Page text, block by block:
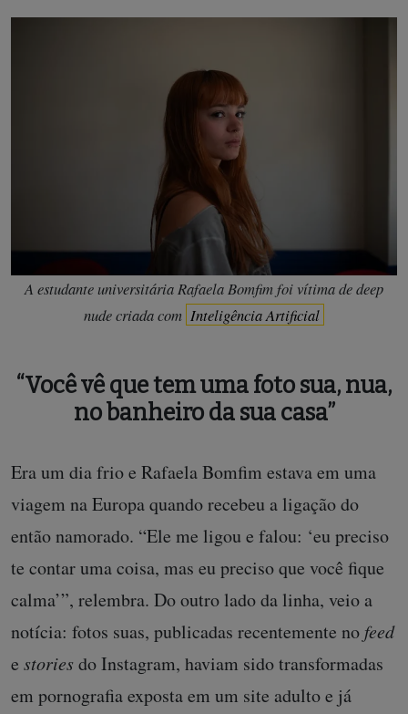
A estudante universitária Rafaela Bomfim foi vítima de deep
nude criada com Inteligência Artificial
“Você vê que tem uma foto sua, nua,
no banheiro da sua casa”
Era um dia frio e Rafaela Bomfim estava em uma
viagem na Europa quando recebeu a ligação do
então namorado. “Ele me ligou e falou: ‘eu preciso
te contar uma coisa, mas eu preciso que você fique
calma’”, relembra. Do outro lado da linha, veio a
notícia: fotos suas, publicadas recentemente no feed
e storiesdo Instagram, haviam sido transformadas
em pornografia exposta em um site adulto e já